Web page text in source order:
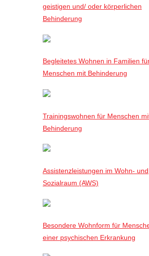
geistigen und/ oder körperlichen
Behinderung
Begleitetes Wohnen in Familien
Menschen mit Behinderung
Trainingswohnen für Menschen
Behinderung
Assistenzleistungen im Wohn- und
Sozialraum (AWS)
Besondere Wohnform für
einer psychischen Erkrankung